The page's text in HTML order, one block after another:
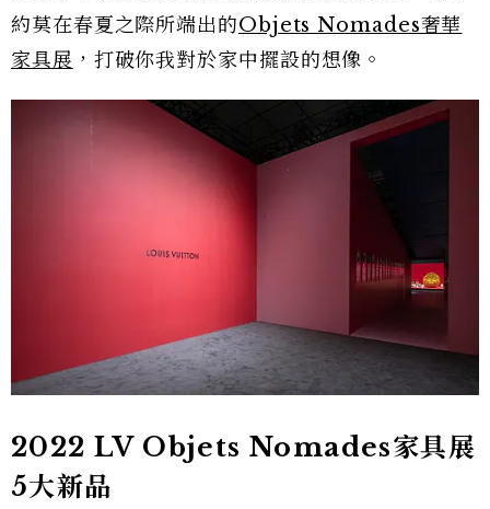
約莫在春夏之際所端出的Objets Nomades奢華
家具展 ，打破你我對於家中擺設的想像。
2022 LV Objets Nomades家具展
5大新品